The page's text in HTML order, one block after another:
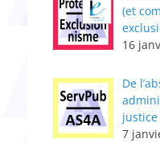
(et
16
De
7